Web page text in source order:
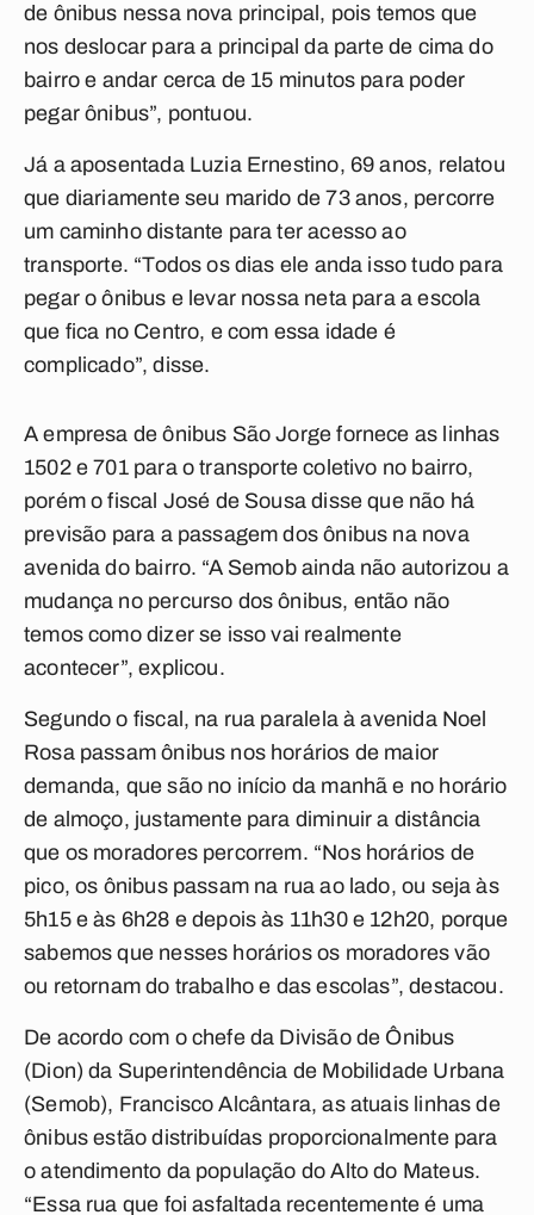
de ônibus nessa nova principal, pois temos que
nos deslocar para a principal da parte de cima do
bairro e andar cerca de 15 minutos para poder
pegar ônibus”, pontuou.
Já a aposentada Luzia Ernestino, 69 anos, relatou
que diariamente seu marido de 73 anos, percorre
um caminho distante para ter acesso ao
transporte. “Todos os dias ele anda isso tudo para
pegar o ônibus e levar nossa neta para a escola
que fica no Centro, e com essa idade é
complicado”, disse.
A empresa de ônibus São Jorge fornece as linhas
1502 e 701 para o transporte coletivo no bairro,
porém o fiscal José de Sousa disse que não há
previsão para a passagem dos ônibus na nova
avenida do bairro. “A Semob ainda não autorizou a
mudança no percurso dos ônibus, então não
temos como dizer se isso vai realmente
acontecer”, explicou.
Segundo o fiscal, na rua paralela à avenida Noel
Rosa passam ônibus nos horários de maior
demanda, que são no início da manhã e no horário
de almoço, justamente para diminuir a distância
que os moradores percorrem. “Nos horários de
pico, os ônibus passam na rua ao lado, ou seja às
5h15 e às 6h28 e depois às 11h30 e 12h20, porque
sabemos que nesses horários os moradores vão
ou retornam do trabalho e das escolas”, destacou.
De acordo com o chefe da Divisão de Ônibus
(Dion) da Superintendência de Mobilidade Urbana
(Semob), Francisco Alcântara, as atuais linhas de
ônibus estão distribuídas proporcionalmente para
o atendimento da população do Alto do Mateus.
“Essa rua que foi asfaltada recentemente é uma